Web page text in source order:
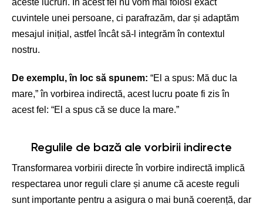
aceste lucruri. În acest fel nu vom mai folosi exact
cuvintele unei persoane, ci parafrazăm, dar și adaptăm
mesajul inițial, astfel încât să-l integrăm în contextul
nostru.
De exemplu, în loc să spunem: “El a spus: Mă duc la
mare,” în vorbirea indirectă, acest lucru poate fi zis în
acest fel: “El a spus că se duce la mare.”
Regulile de bază ale vorbirii indirecte
Transformarea vorbirii directe în vorbire indirectă implică
respectarea unor reguli clare și anume că aceste reguli
sunt importante pentru a asigura o mai bună coerență, dar